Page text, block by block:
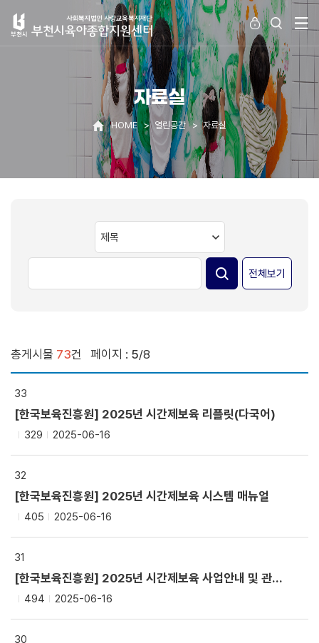
자료실
HOME 열린공간 자료실
전체보기
총게시물 73건 페이지 : 5/8
33
[한국보육진흥원] 2025년 시간제보육 리플릿(다국어)
329 2025-06-16
32
[한국보육진흥원] 2025년 시간제보육 시스템 매뉴얼
405 2025-06-16
31
[한국보육진흥원] 2025년 시간제보육 사업안내 및 관련 서식
494 2025-06-16
30